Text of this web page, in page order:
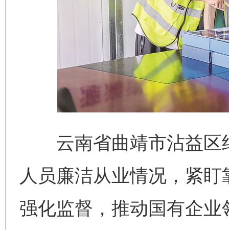
云南省曲靖市沾益区
人员廉洁从业情况，紧
强化监督，推动国有企